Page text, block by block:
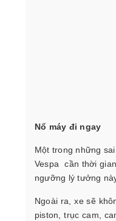
Nổ máy đi ngay
Một trong những
Vespa cần thời
ngưỡng lý tưởng
Ngoài ra, xe sẽ
piston, trục cam,